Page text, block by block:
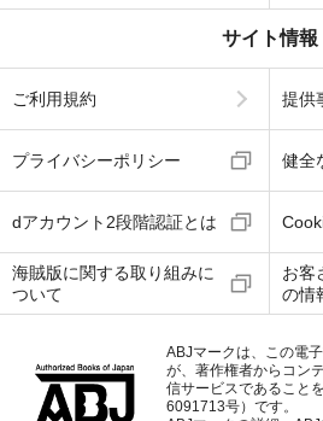
サイト情報
ご利用規約 提供
プライバシーポリシー 健全
dアカウント2段階認証とは
海賊版に関する取り組みに
ついて
お客
の情
ABJマークは、この電
が、著作権者からコン
信サービスであること
6091713号）です。